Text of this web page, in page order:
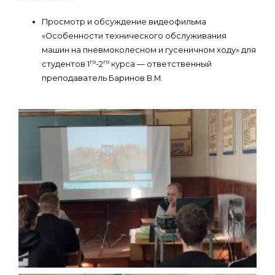
Просмотр и обсуждение видеофильма
«Особенности технического обслуживания
машин на пневмоколесном и гусеничном ходу» для
студентов 1го-2гокурса — ответственный
преподаватель Баринов В.М.